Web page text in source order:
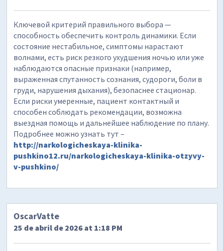
Ключевой критерий правильного выбора —
способность обеспечить контроль динамики. Если
состояние нестабильное, симптомы нарастают
волнами, есть риск резкого ухудшения ночью или уже
наблюдаются опасные признаки (например,
выраженная спутанность сознания, судороги, боли в
груди, нарушения дыхания), безопаснее стационар.
Если риски умеренные, пациент контактный и
способен соблюдать рекомендации, возможна
выездная помощь и дальнейшее наблюдение по плану.
Подробнее можно узнать тут –
http://narkologicheskaya-klinika-
pushkino12.ru/narkologicheskaya-klinika-otzyvy-
v-pushkino/
OscarVatte
25 de abril de 2026 at 1:18 PM